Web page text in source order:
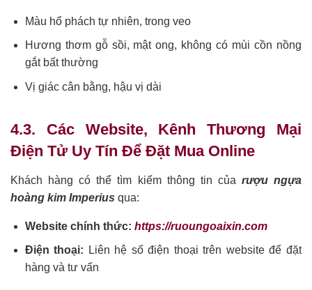
Màu hổ phách tự nhiên, trong veo
Hương thơm gỗ sồi, mật ong, không có mùi cồn nồng
gắt bất thường
Vị giác cân bằng, hậu vị dài
4.3. Các Website, Kênh Thương Mại
Điện Tử Uy Tín Để Đặt Mua Online
Khách hàng có thể tìm kiếm thông tin của rượu ngựa
hoàng kim Imperius qua:
Website chính thức: https://ruoungoaixin.com
Điện thoại: Liên hệ số điện thoại trên website để đặt
hàng và tư vấn